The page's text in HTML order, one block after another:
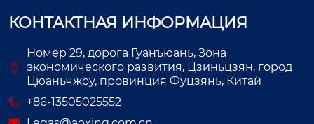
КОНТАКТНАЯ ИНФОРМАЦИЯ
Номер 29, дорога Гуанъюань, Зона
экономического развития, Цзиньцзян, город
Цюаньчжоу, провинция Фуцзянь, Китай
+86-13505025552